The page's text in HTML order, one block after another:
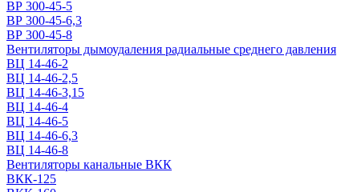
ВР 300-45-5
ВР 300-45-6,3
ВР 300-45-8
Вентиляторы дымоудаления радиальные среднего давления
ВЦ 14-46-2
ВЦ 14-46-2,5
ВЦ 14-46-3,15
ВЦ 14-46-4
ВЦ 14-46-5
ВЦ 14-46-6,3
ВЦ 14-46-8
Вентиляторы канальные ВКК
ВКК-125